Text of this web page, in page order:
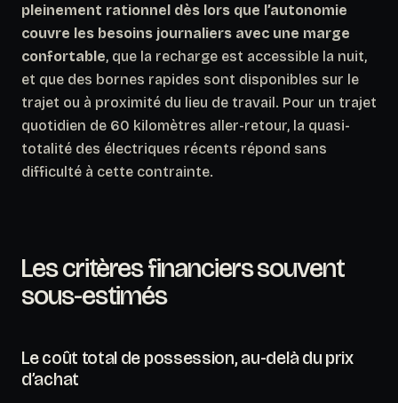
pleinement rationnel dès lors que l’autonomie
couvre les besoins journaliers avec une marge
confortable, que la recharge est accessible la nuit,
et que des bornes rapides sont disponibles sur le
trajet ou à proximité du lieu de travail. Pour un trajet
quotidien de 60 kilomètres aller-retour, la quasi-
totalité des électriques récents répond sans
difficulté à cette contrainte.
Les critères financiers souvent
sous-estimés
Le coût total de possession, au-delà du prix
d’achat